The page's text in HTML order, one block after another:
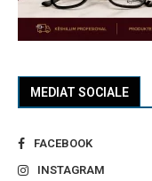
MEDIAT SOCIALE
FACEBOOK
INSTAGRAM